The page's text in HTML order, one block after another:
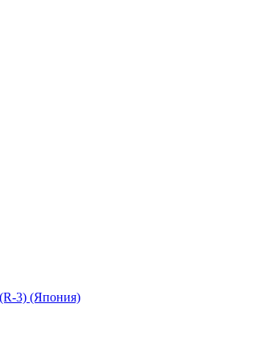
3) (Япония)